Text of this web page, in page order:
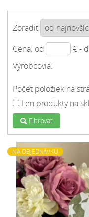
Zoradiť
Cena: od
€ -
Výrobcovia:
Počet položiek na
Len produkty na
Filtrovať
NA OBJEDNÁVKU